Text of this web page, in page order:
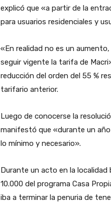
explicó que «a partir de la
para usuarios residenciales y
«En realidad no es un
seguir vigente la tarifa de
reducción del orden del 55 %
tarifario anterior.
Luego de conocerse la
manifestó que «durante un
lo mínimo y necesario».
Durante un acto en la
10.000 del programa Casa
iba a terminar la penuria de